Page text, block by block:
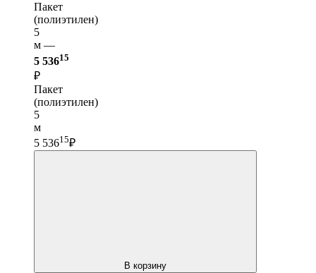
Пакет
(полиэтилен)
5
м —
5 53615
₽
Пакет
(полиэтилен)
5
м
5 53615₽
В корзину